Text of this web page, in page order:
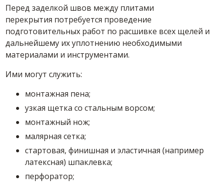
Перед заделкой швов между плитами
перекрытия потребуется проведение
подготовительных работ по расшивке всех щелей и
дальнейшему их уплотнению необходимыми
материалами и инструментами.
Ими могут служить:
монтажная пена;
узкая щетка со стальным ворсом;
монтажный нож;
малярная сетка;
стартовая, финишная и эластичная (например
латексная) шпаклевка;
перфоратор;